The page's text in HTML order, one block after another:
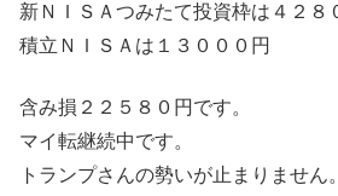
新ＮＩＳＡつみたて投資枠は４２８
積立ＮＩＳＡは１３０００円
含み損２２５８０円です。
マイ転継続中です。
トランプさんの勢いが止まりません。